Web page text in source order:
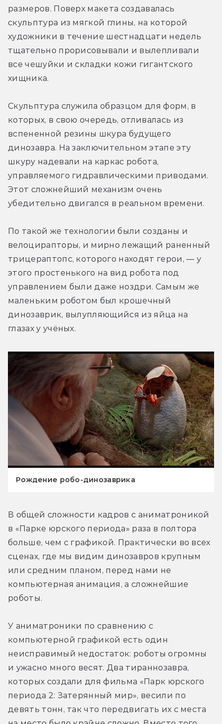
размеров. Поверх макета создавалась
скульптура из мягкой глины, на которой
художники в течение шестнадцати недель
тщательно прорисовывали и вылепливали
все чешуйки и складки кожи гигантского
хищника.
Скульптура служила образцом для форм, в
которых, в свою очередь, отливалась из
вспененной резины шкура будущего
динозавра. На заключительном этапе эту
шкуру надевали на каркас робота,
управляемого гидравлическими приводами.
Этот сложнейший механизм очень
убедительно двигался в реальном времени.
По такой же технологии были созданы и
велоцирапторы, и мирно лежащий раненный
трицераптопс, которого находят герои, — у
этого простенького на вид робота под
управлением были даже ноздри. Самым же
маленьким роботом был крошечный
динозаврик, вылупляющийся из яйца на
глазах у учёных.
Рождение робо-динозаврика
В общей сложности кадров с аниматроникой
в «Парке юрского периода» раза в полтора
больше, чем с графикой. Практически во всех
сценах, где мы видим динозавров крупным
или средним планом, перед нами не
компьютерная анимация, а сложнейшие
роботы.
У аниматроники по сравнению с
компьютерной графикой есть один
неисправимый недостаток: роботы огромны
и ужасно много весят. Два тираннозавра,
которых создали для фильма «Парк юрского
периода 2: Затерянный мир», весили по
девять тонн, так что передвигать их с места